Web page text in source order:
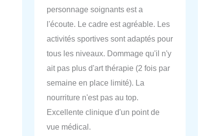
personnage soignants est a
l'écoute. Le cadre est agréable. Les
activités sportives sont adaptés pour
tous les niveaux. Dommage qu'il n'y
ait pas plus d'art thérapie (2 fois par
semaine en place limité). La
nourriture n'est pas au top.
Excellente clinique d'un point de
vue médical.